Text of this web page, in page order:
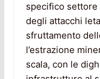
specifico
degli attacchi
sfruttamento
l’estrazione
scala, con le